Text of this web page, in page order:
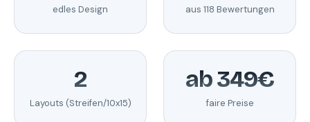
edles Design aus 118 Bewertungen
2
Layouts (Streifen/10x15)
ab 349€
faire Preise